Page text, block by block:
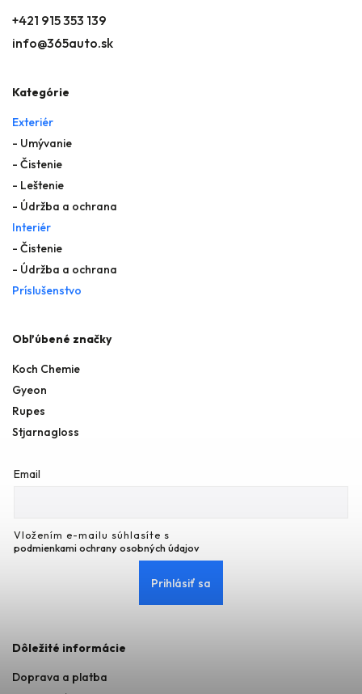
+421 915 353 139
info@365auto.sk
Kategórie
Exteriér
- Umývanie
- Čistenie
- Leštenie
- Údržba a ochrana
Interiér
- Čistenie
- Údržba a ochrana
Príslušenstvo
Obľúbené značky
Koch Chemie
Gyeon
Rupes
Stjarnagloss
Email
Vložením e-mailu súhlasíte s
podmienkami ochrany osobných údajov
Prihlásiť sa
Dôležité informácie
Doprava a platba